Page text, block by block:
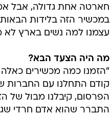
חארטה אחת גדולה, אבל
במכשיר הזה בלידות
עצמנו למה נשים בארץ לא
מה היה הצעד הבא?
"הזמנו כמה מכשירים כאלה
קודם התחלנו עם החברות
הפרסום, קיבלנו מבול של
התברר שהוא אדם חרדי